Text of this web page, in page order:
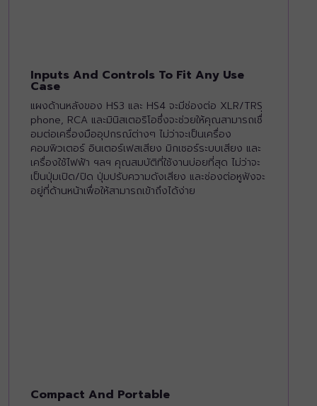
Inputs And Controls To Fit Any Use
Case
แผงด้านหลังของ HS3 และ HS4 จะมีช่องต่อ XLR/TRS
phone, RCA และมินิสเตอริโอซึ่งจะช่วยให้คุณสามารถเชื่่
อมต่อเครื่องมืออุปกรณ์ต่างๆ ไม่ว่าจะเป็นเครื่อง
คอมพิวเตอร์ อินเตอร์เฟสเสียง มิกเซอร์ระบบเสียง และ
เครื่องใช้ไฟฟ้า ฯลฯ คุณสมบัติที่ใช้งานบ่อยที่สุด ไม่ว่าจะ
เป็นปุ่มเปิด/ปิด ปุ่มปรับความดังเสียง และช่องต่อหูฟังจะ
อยู่ที่ด้านหน้าเพื่อให้สามารถเข้าถึงได้ง่าย
Compact And Portable